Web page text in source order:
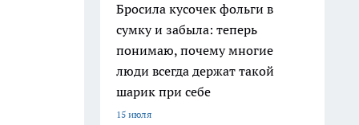
Бросила кусочек фольги в
сумку и забыла: теперь
понимаю, почему многие
люди всегда держат такой
шарик при себе
15 июля